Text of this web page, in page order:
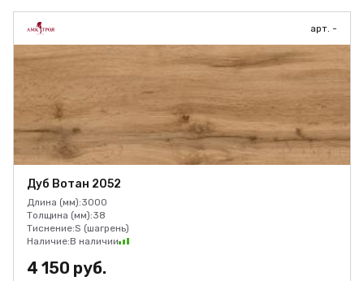
арт. -
Дуб Вотан 2052
Длина (мм):3000
Толщина (мм):38
Тиснение:S (шагрень)
Наличие:В наличии
4 150 руб.